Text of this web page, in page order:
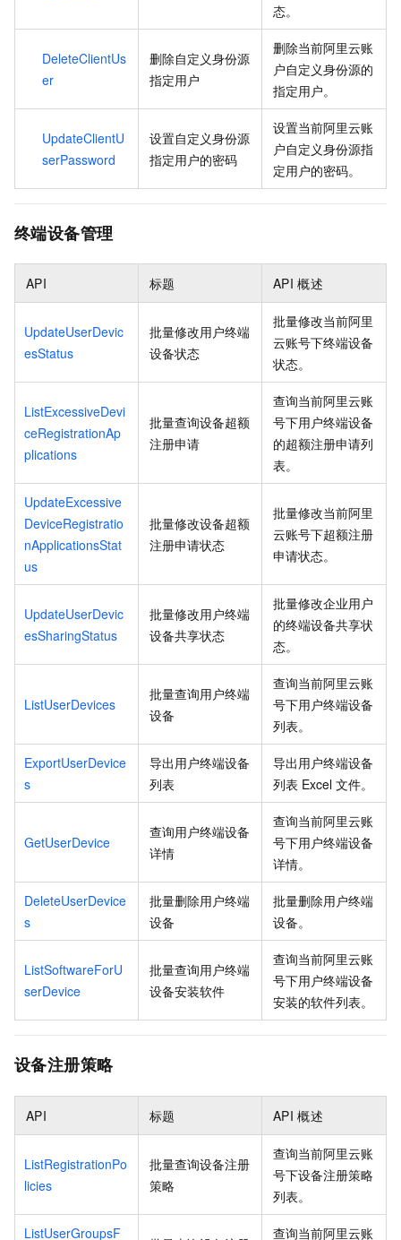
态。
DeleteClientUs
er
删除自定义身份源
指定用户
删除当前阿里云账
户自定义身份源的
指定用户。
UpdateClientU
serPassword
设置自定义身份源
指定用户的密码
设置当前阿里云账
户自定义身份源指
定用户的密码。
终端设备管理
API 标题 API 概述
UpdateUserDevic
esStatus
批量修改用户终端
设备状态
批量修改当前阿里
云账号下终端设备
状态。
ListExcessiveDevi
ceRegistrationAp
plications
批量查询设备超额
注册申请
查询当前阿里云账
号下用户终端设备
的超额注册申请列
表。
UpdateExcessive
DeviceRegistratio
nApplicationsStat
us
批量修改设备超额
注册申请状态
批量修改当前阿里
云账号下超额注册
申请状态。
UpdateUserDevic
esSharingStatus
批量修改用户终端
设备共享状态
批量修改企业用户
的终端设备共享状
态。
ListUserDevices
批量查询用户终端
设备
查询当前阿里云账
号下用户终端设备
列表。
ExportUserDevice
s
导出用户终端设备
列表
导出用户终端设备
列表 Excel 文件。
GetUserDevice
查询用户终端设备
详情
查询当前阿里云账
号下用户终端设备
详情。
DeleteUserDevice
s
批量删除用户终端
设备
批量删除用户终端
设备。
ListSoftwareForU
serDevice
批量查询用户终端
设备安装软件
查询当前阿里云账
号下用户终端设备
安装的软件列表。
设备注册策略
API 标题 API 概述
ListRegistrationPo
licies
批量查询设备注册
策略
查询当前阿里云账
号下设备注册策略
列表。
ListUserGroupsF 查询当前阿里云账